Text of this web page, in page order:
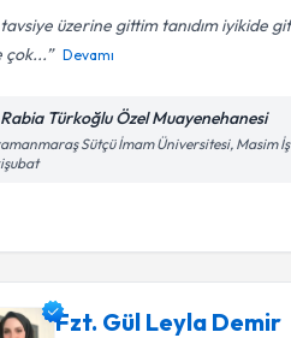
üzerine gittim tanıdım iyikide
çok...
Devamı
Türkoğlu Özel Muayenehanesi
Sütçü İmam Üniversitesi, Masim
Fzt. Gül Leyla Demir